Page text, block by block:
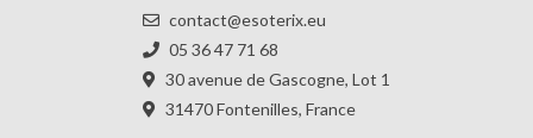
contact@esoterix.eu
05 36 47 71 68
30 avenue de Gascogne, Lot 1
31470 Fontenilles, France